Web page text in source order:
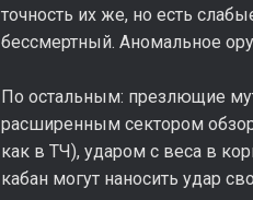
точность их же, но есть
бессмертный. Аномальное
По остальным: презлющие
расширенным сектором
как в ТЧ), ударом с веса в
кабан могут наносить удар